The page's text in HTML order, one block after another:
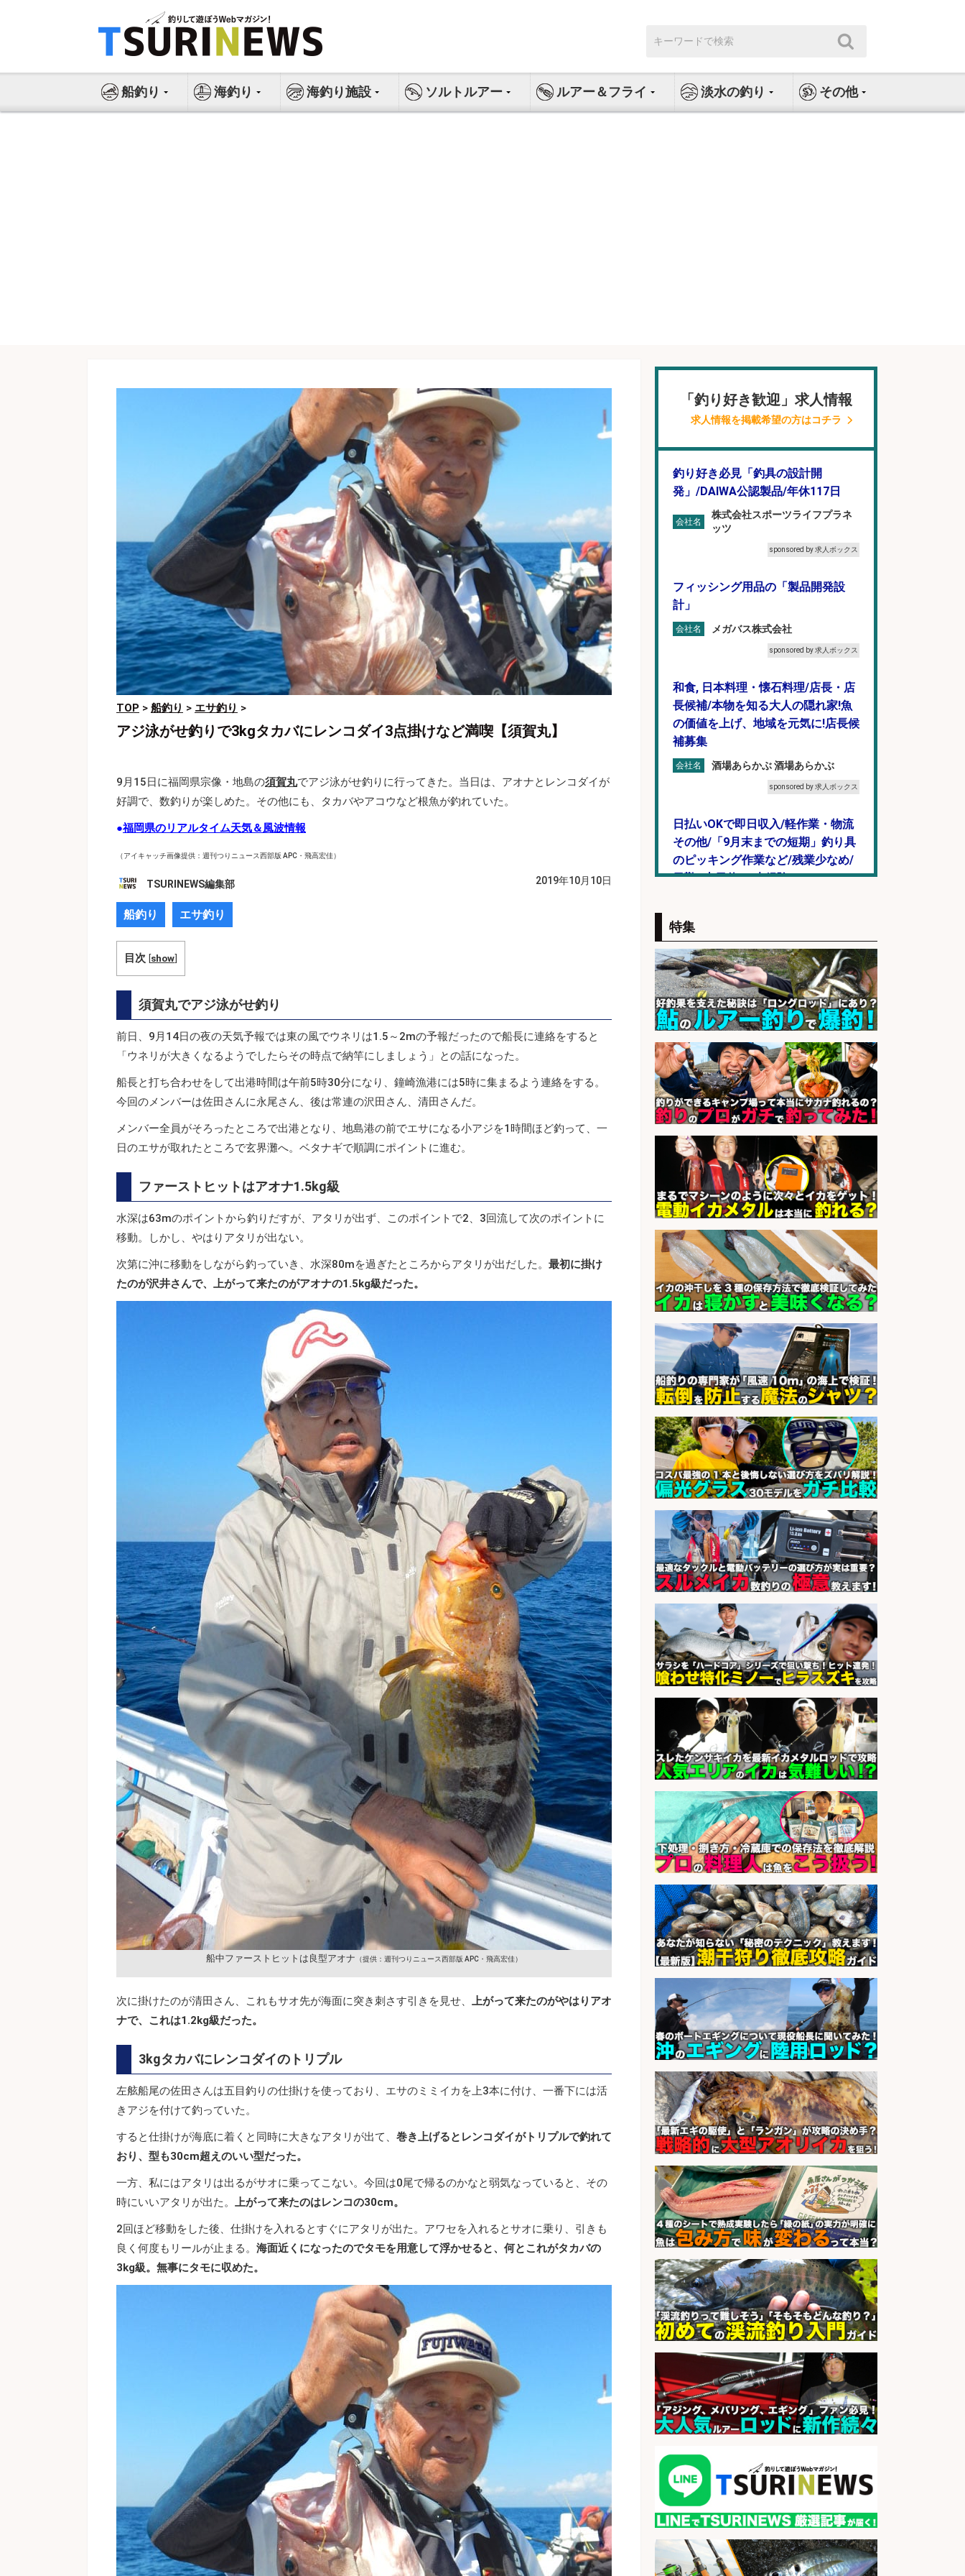
ス
索:
船釣り 海釣り 海釣り施設 ソルトルアー ルアー＆フライ 淡水の釣り その他
TOP > 船釣り > エサ釣り >
アジ泳がせ釣りで3kgタカバにレンコダイ3点掛けなど満喫【須賀丸】
9月15日に福岡県宗像・地島の須賀丸でアジ泳がせ釣りに行ってきた。当日は、アオナとレンコダイが
好調で、数釣りが楽しめた。その他にも、タカバやアコウなど根魚が釣れていた。
●福岡県のリアルタイム天気＆風波情報
（アイキャッチ画像提供：週刊つりニュース西部版 APC・飛高宏佳）
TSURINEWS編集部 2019年10月10日
船釣り エサ釣り
目次 [show]
須賀丸でアジ泳がせ釣り
前日、9月14日の夜の天気予報では東の風でウネリは1.5～2mの予報だったので船長に連絡をすると
「ウネリが大きくなるようでしたらその時点で納竿にしましょう」との話になった。
船長と打ち合わせをして出港時間は午前5時30分になり、鐘崎漁港には5時に集まるよう連絡をする。
今回のメンバーは佐田さんに永尾さん、後は常連の沢田さん、清田さんだ。
メンバー全員がそろったところで出港となり、地島港の前でエサになる小アジを1時間ほど釣って、一
日のエサが取れたところで玄界灘へ。ベタナギで順調にポイントに進む。
ファーストヒットはアオナ1.5kg級
水深は63mのポイントから釣りだすが、アタリが出ず、このポイントで2、3回流して次のポイントに
移動。しかし、やはりアタリが出ない。
次第に沖に移動をしながら釣っていき、水深80mを過ぎたところからアタリが出だした。 最初に掛け
たのが沢井さんで、上がって来たのがアオナの1.5kg級だった。
船中ファーストヒットは良型アオナ （提供：週刊つりニュース西部版 APC・飛高宏佳）
次に掛けたのが清田さん、これもサオ先が海面に突き刺さす引きを見せ、 上がって来たのがやはりアオ
ナで、これは1.2kg級だった。
3kgタカバにレンコダイのトリプル
左舷船尾の佐田さんは五目釣りの仕掛けを使っており、エサのミミイカを上3本に付け、一番下には活
きアジを付けて釣っていた。
すると仕掛けが海底に着くと同時に大きなアタリが出て、 巻き上げるとレンコダイがトリプルで釣れて
おり、型も30cm超えのいい型だった。
一方、私にはアタリは出るがサオに乗ってこない。今回は0尾で帰るのかなと弱気なっていると、その
時にいいアタリが出た。 上がって来たのはレンコの30cm。
2回ほど移動をした後、仕掛けを入れるとすぐにアタリが出た。アワセを入れるとサオに乗り、引きも
良く何度もリールが止まる。 海面近くになったのでタモを用意して浮かせると、何とこれがタカバの
3kg級。無事にタモに収めた。
「釣り好き歓迎」求人情報
求人情報を掲載希望の方はコチラ
釣り好き必見「釣具の設計開
発」/DAIWA公認製品/年休117日
会社名
株式会社スポーツライフプラネ
ッツ
sponsored by 求人ボックス
フィッシング用品の「製品開発設
計」
会社名 メガバス株式会社
sponsored by 求人ボックス
和食, 日本料理・懐石料理/店長・店
長候補/本物を知る大人の隠れ家!魚
の価値を上げ、地域を元気に!店長候
補募集
会社名 酒場あらかぶ 酒場あらかぶ
sponsored by 求人ボックス
日払いOKで即日収入/軽作業・物流
その他/「9月末までの短期」釣り具
のピッキング作業など/残業少なめ/
日勤&土日休み/未経験OK!
福岡「現場監督」/釣り好き歓迎/残
業10時間/経験者歓迎
会社名 広松久水産株式会社
営業事務/「大津市」釣り具メーカ
ーの物流事務・営業アシスタント/
小野駅徒歩6分/「時給1,300円」/大
型連休あり×残業なし×土日祝休み/
滋賀県
会社名 株式会社ホットスタッフ滋賀
sponsored by 求人ボックス
精肉・青果・鮮魚販売/志布志市内
でお魚のカットや商品の陳列スタッ
フ/車通勤OK×時間選べる×未経験歓
迎/鹿児島県/志布志市
会社名 株式会社ホットスタッフ鹿児島
sponsored by 求人ボックス
精肉・青果・鮮魚販売/お魚のカッ
トや商品の陳列業務/時間選べる×未
経験歓迎×残業少なめ/鹿児島県/志
布志市
会社名 株式会社ホットスタッフ鹿児島
sponsored by 求人ボックス
魚の「バイヤー」貴方の目利きでヒ
ットを生む、裁量バイヤー募集
会社名 株式会社コムライン
sponsored by 求人ボックス
精肉・青果・鮮魚販売/志布志駅か
ら車5分 お魚のカットや商品の陳列
業務/残業少なめ×車通勤OK×時間選
べる/鹿児島県/志布志市
会社名 株式会社ホットスタッフ鹿児島
sponsored by 求人ボックス
さらに求人情報を見る
特集